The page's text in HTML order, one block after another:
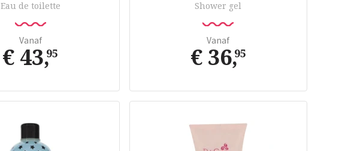
Eau de toilette
Vanaf
€ 43,95
Shower gel
Vanaf
€ 36,95